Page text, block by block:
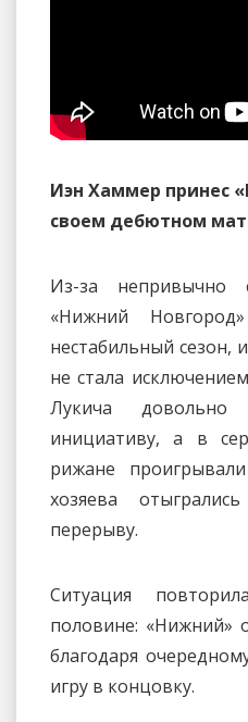
Иэн Хаммер принес
своем дебютном
Из-за непривычно
«Нижний
нестабильный сезон,
не стала
Лукича довольно
инициативу, а в
рижане
хозяева
перерыву.
Ситуация
половине: «Нижний»
благодаря
игру в концовку.